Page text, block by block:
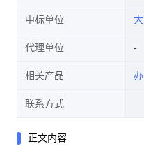
中标单位
代理单位
相关产品
联系方式
正文内容